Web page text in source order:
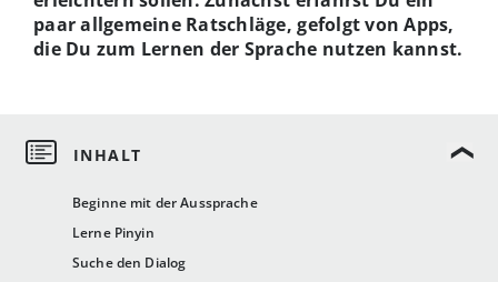
Beginne mit der Aussprache
Lerne Pinyin
Suche den Dialog
paar allgemeine Ratschläge, gefolgt von Apps,
die Du zum Lernen der Sprache nutzen kannst.